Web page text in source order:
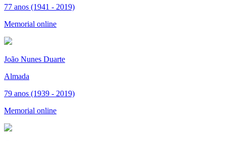
77 anos (1941 - 2019)
Memorial online
João Nunes Duarte
Almada
79 anos (1939 - 2019)
Memorial online